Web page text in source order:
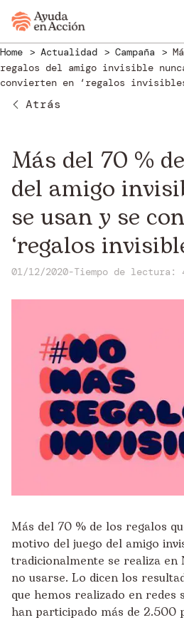
Home Actualidad Campaña
regalos del amigo invisible
convierten en ‘regalos
Atrás
Más del 70 %
del amigo
se usan y se
‘regalos
01/12/2020-Tiempo de lectura:
Más del 70 % de los regalos
motivo del juego del amigo
tradicionalmente se realiza en
no usarse. Lo dicen los
que hemos realizado en redes
han participado más de 2.500